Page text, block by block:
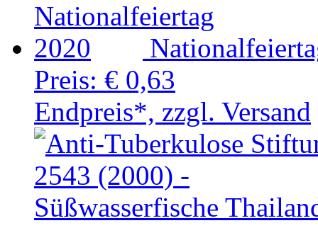
Preis: € 0,63
Endpreis*, zzgl. Versand